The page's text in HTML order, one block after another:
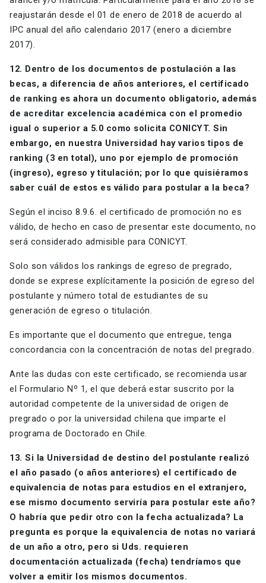
reajustarán desde el 01 de enero de 2018 de acuerdo al
IPC anual del año calendario 2017 (enero a diciembre
2017).
12. Dentro de los documentos de postulación a las
becas, a diferencia de años anteriores, el certificado
de ranking es ahora un documento obligatorio, además
de acreditar excelencia académica con el promedio
igual o superior a 5.0 como solicita CONICYT. Sin
embargo, en nuestra Universidad hay varios tipos de
ranking (3 en total), uno por ejemplo de promoción
(ingreso), egreso y titulación; por lo que quisiéramos
saber cuál de estos es válido para postular a la beca?
Según el inciso 8.9.6. el certificado de promoción no es
válido, de hecho en caso de presentar este documento, no
será considerado admisible para CONICYT.
Solo son válidos los rankings de egreso de pregrado,
donde se exprese explícitamente la posición de egreso del
postulante y número total de estudiantes de su
generación de egreso o titulación.
Es importante que el documento que entregue, tenga
concordancia con la concentración de notas del pregrado.
Ante las dudas con este certificado, se recomienda usar
el Formulario Nº 1, el que deberá́ estar suscrito por la
autoridad competente de la universidad de origen de
pregrado o por la universidad chilena que imparte el
programa de Doctorado en Chile.
13. Si la Universidad de destino del postulante realizó
el año pasado (o años anteriores) el certificado de
equivalencia de notas para estudios en el extranjero,
ese mismo documento serviría para postular este año?
O habría que pedir otro con la fecha actualizada? La
pregunta es porque la equivalencia de notas no variará
de un año a otro, pero si Uds. requieren
documentación actualizada (fecha) tendríamos que
volver a emitir los mismos documentos.